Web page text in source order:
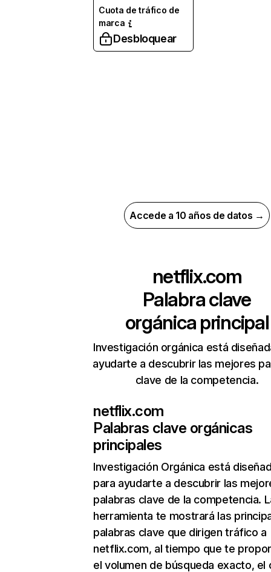
Cuota de tráfico de
marca
Desbloquear
Accede a 10 años de datos →
netflix.com
Palabra clave
orgánica principal
Investigación orgánica está
ayudarte a descubrir las mejores
clave de la competencia.
netflix.com
Palabras clave orgánicas
principales
Investigación Orgánica está
para ayudarte a descubrir las
palabras clave de la competencia.
herramienta te mostrará las
palabras clave que dirigen tráfico a
netflix.com, al tiempo que te
el volumen de búsqueda exacto, el